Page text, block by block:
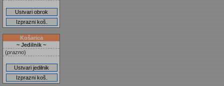
Košarica
~ Jedilnik ~
(prazno)